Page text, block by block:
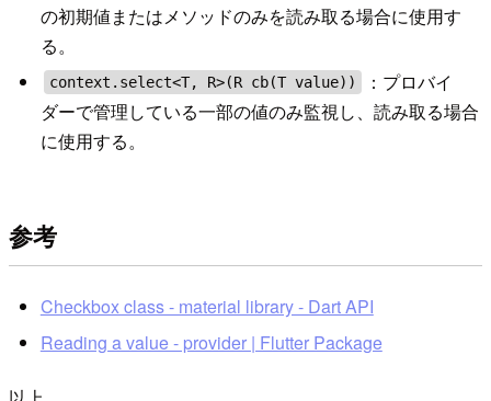
の初期値またはメソッドのみを読み取る場合に使用す
る。
context.select<T, R>(R cb(T value))
：プロバイ
ダーで管理している一部の値のみ監視し、読み取る場合
に使用する。
参考
Checkbox class - material library - Dart API
Reading a value - provider | Flutter Package